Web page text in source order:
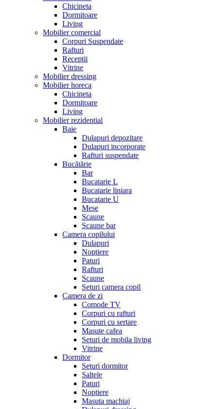
Chicineta
Dormitoare
Living
Mobilier comercial
Corpuri Suspendate
Rafturi
Receptii
Vitrine
Mobilier dressing
Mobilier horeca
Chicineta
Dormitoare
Living
Mobilier rezidential
Baie
Dulapuri depozitare
Dulapuri incorporate
Rafturi suspendate
Bucătărie
Bar
Bucatarie L
Bucatarie liniara
Bucatarie U
Mese
Scaune
Scaune bar
Camera copilului
Dulapuri
Noptiere
Paturi
Rafturi
Scaune
Seturi camera copil
Camera de zi
Comode TV
Corpuri cu rafturi
Corpuri cu sertare
Masute cafea
Seturi de mobila living
Vitrine
Dormitor
Seturi dormitor
Saltele
Paturi
Noptiere
Masuta machiaj